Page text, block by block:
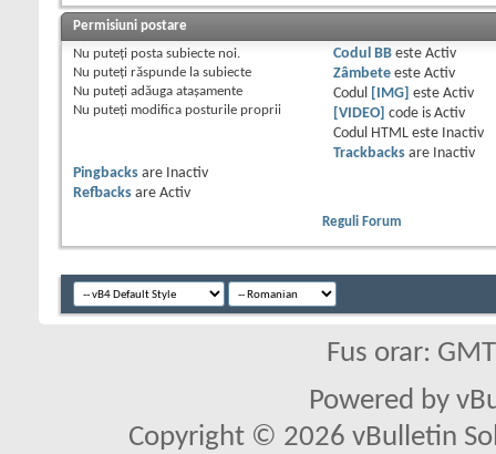
Permisiuni postare
Nu puteţi posta subiecte noi.
Nu puteţi răspunde la subiecte
Nu puteţi adăuga ataşamente
Nu puteţi modifica posturile proprii
Codul BBeste Activ
Zâmbeteeste Activ
Codul
[IMG] este Activ
[VIDEO] code is Activ
Codul HTML este
Inactiv
Trackbacksare
Inactiv
Pingbacks are
Inactiv
Refbacks are Activ
Reguli Forum
Fus orar:
Powered by
Copyright © 2026 vBulletin